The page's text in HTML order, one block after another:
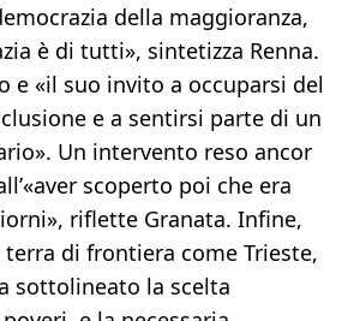
della maggioranza,
è di tutti», sintetizza Renna.
e «il suo invito a occuparsi del
e a sentirsi parte di un
Un intervento reso ancor
scoperto poi che era
riflette Granata. Infine,
di frontiera come Trieste,
sottolineato la scelta